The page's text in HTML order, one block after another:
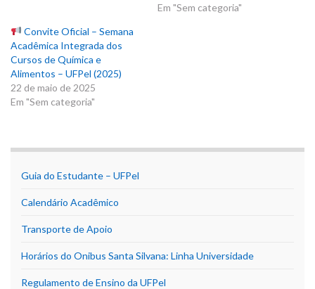
Em "Sem categoria"
Convite Oficial – Semana
Acadêmica Integrada dos
Cursos de Química e
Alimentos – UFPel (2025)
22 de maio de 2025
Em "Sem categoria"
Guia do Estudante – UFPel
Calendário Acadêmico
Transporte de Apoio
Horários do Onibus Santa Silvana: Linha Universidade
Regulamento de Ensino da UFPel